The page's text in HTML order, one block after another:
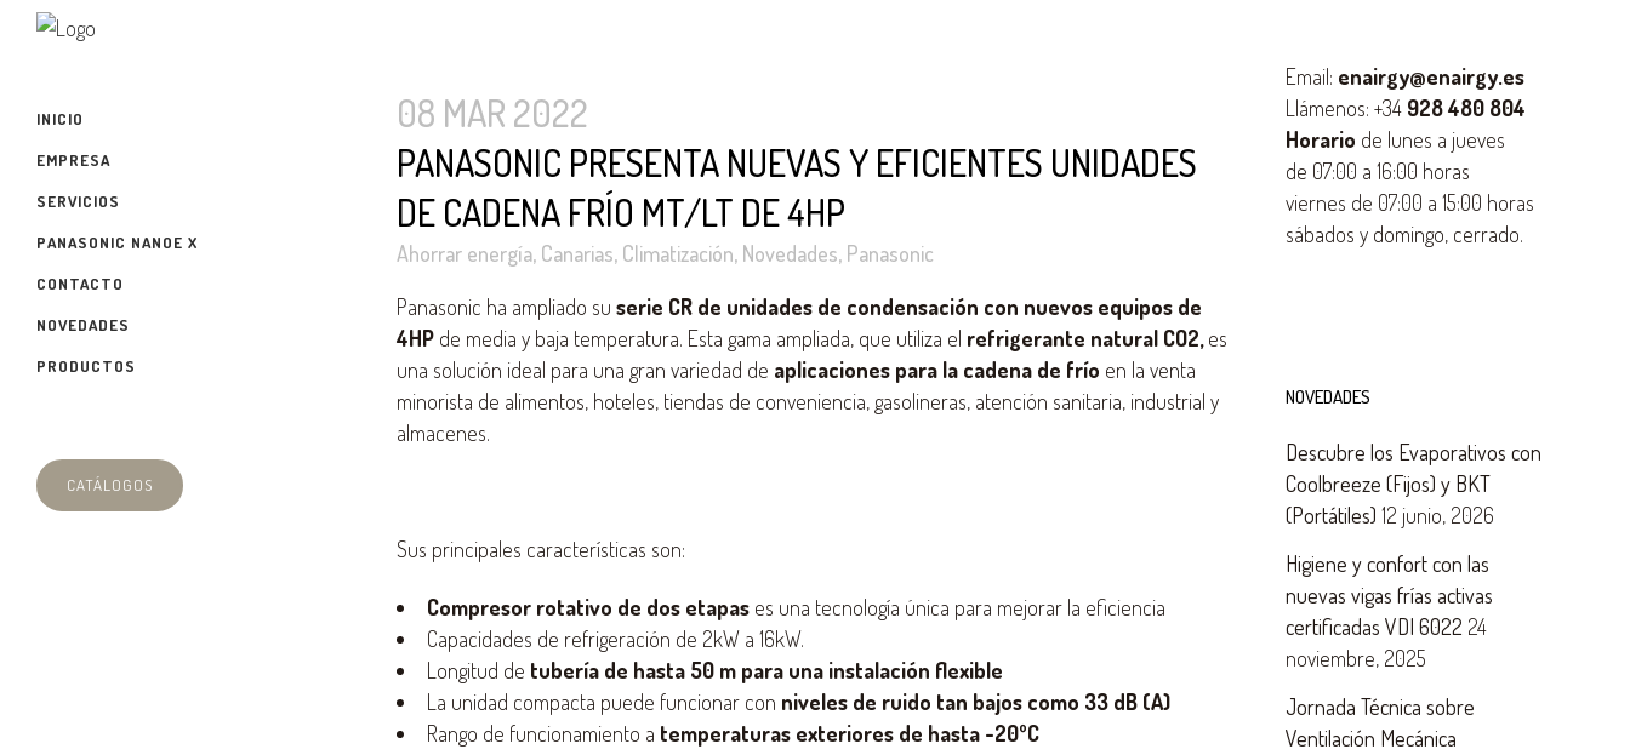
INICIO
EMPRESA
SERVICIOS
PANASONIC NANOE X
CONTACTO
NOVEDADES
PRODUCTOS
CATÁLOGOS
08 MAR 2022
PANASONIC PRESENTA NUEVAS Y EFICIENTES UNIDADES
DE CADENA FRÍO MT/LT DE 4HP
Ahorrar energía, Canarias, Climatización, Novedades, Panasonic
Panasonic ha ampliado su serie CR de unidades de condensación con nuevos equipos de
4HP de media y baja temperatura. Esta gama ampliada, que utiliza el refrigerante natural CO2,es
una solución ideal para una gran variedad de aplicaciones para la cadena de frío en la venta
minorista de alimentos, hoteles, tiendas de conveniencia, gasolineras, atención sanitaria, industrial y
almacenes.
Sus principales características son:
Compresor rotativo de dos etapas es una tecnología única para mejorar la eficiencia
Capacidades de refrigeración de 2kW a 16kW.
Longitud de tubería de hasta 50 m para una instalación flexible
La unidad compacta puede funcionar con niveles de ruido tan bajos como 33 dB (A)
Rango de funcionamiento a temperaturas exteriores de hasta -20ºC
Email: enairgy@enairgy.es
Llámenos: +34 928 480 804
Horario de lunes a jueves
de 07:00 a 16:00 horas
viernes de 07:00 a 15:00 horas
sábados y domingo, cerrado.
NOVEDADES
Descubre los Evaporativos con
Coolbreeze (Fijos) y BKT
(Portátiles) 12 junio, 2026
Higiene y confort con las
nuevas vigas frías activas
certificadas VDI 6022 24
noviembre, 2025
Jornada Técnica sobre
Ventilación Mecánica